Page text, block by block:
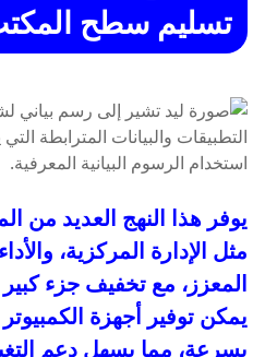
تسليم سطح
مثل الإدارة المركزية،
المعزز، مع تخفيف جزء
يمكن توفير أجهزة
بسرعة، مما يسهل دعم